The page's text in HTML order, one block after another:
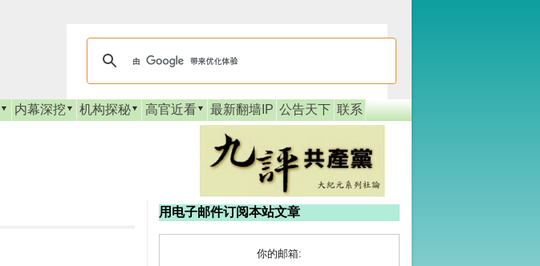
内幕深挖 机构探秘 高官近看 最新翻墙IP 公告天下 联系
用电子邮件订阅本站文章
你的邮箱: